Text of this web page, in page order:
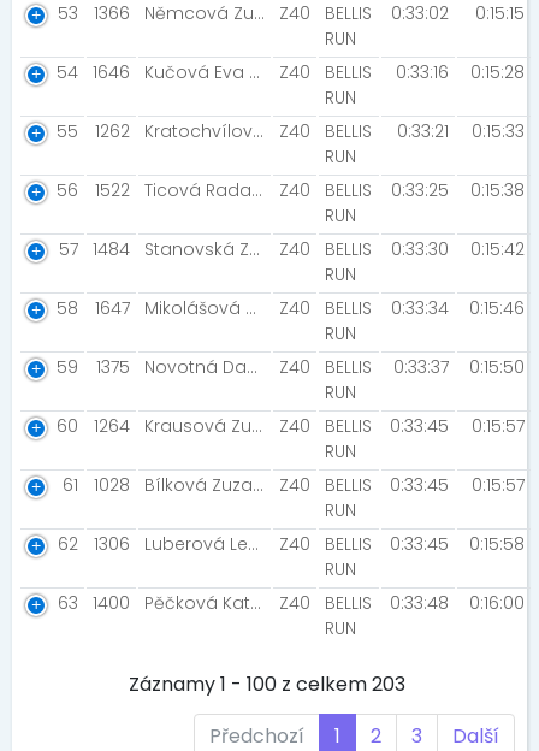
53 1366 Němcová Zuzana Z40
BELLIS
RUN
0:33:02 0:15:15
54 1646 Kučová Eva [Hukvaldy] Z40
BELLIS
RUN
0:33:16 0:15:28
55 1262 Kratochvílová Kateřina [Jedeme bomby] Z40
BELLIS
RUN
0:33:21 0:15:33
56 1522 Ticová Radana Z40
BELLIS
RUN
0:33:25 0:15:38
57 1484 Stanovská Zuzana [ano] Z40
BELLIS
RUN
0:33:30 0:15:42
58 1647 Mikolášová Zuzana [cevní ambulance] Z40
BELLIS
RUN
0:33:34 0:15:46
59 1375 Novotná Daniela [Daniela Novotná] Z40
BELLIS
RUN
0:33:37 0:15:50
60 1264 Krausová Zuzana Z40
BELLIS
RUN
0:33:45 0:15:57
61 1028 Bílková Zuzana Z40
BELLIS
RUN
0:33:45 0:15:57
62 1306 Luberová Lenka [Hyundai Team] Z40
BELLIS
RUN
0:33:45 0:15:58
63 1400 Pěčková Kateřina Z40
BELLIS
RUN
0:33:48 0:16:00
Záznamy 1 - 100 z celkem 203
Předchozí
1 2 3 Další